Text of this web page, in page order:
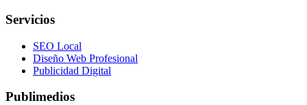
Servicios
SEO Local
Diseño Web Profesional
Publicidad Digital
Publimedios